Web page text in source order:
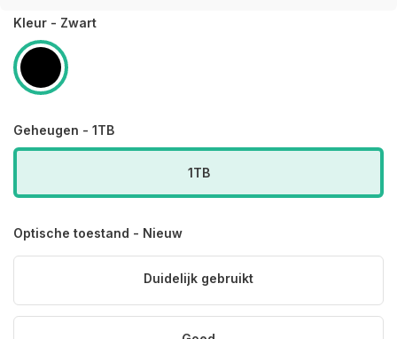
Kleur - Zwart
Geheugen - 1TB
1TB
Optische toestand - Nieuw
Duidelijk gebruikt